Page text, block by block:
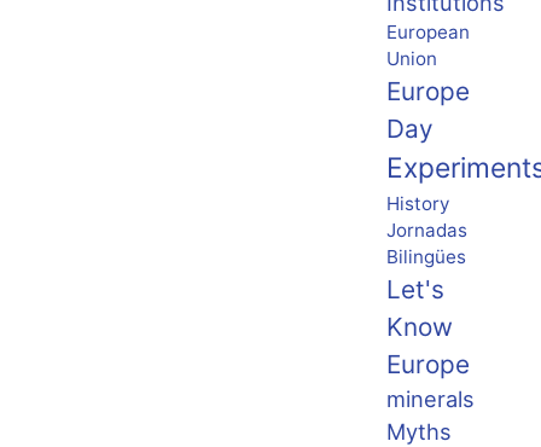
European
Union
Europe
Day
History
Jornadas
Bilingües
Let's
Know
Europe
minerals
Myths